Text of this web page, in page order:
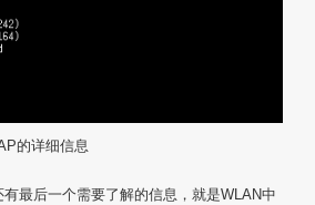
的详细信息
最后一个需要了解的信息，就是WLAN中